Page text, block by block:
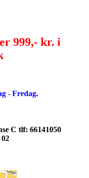
999,- kr. i
- Fredag.
C tlf: 66141050